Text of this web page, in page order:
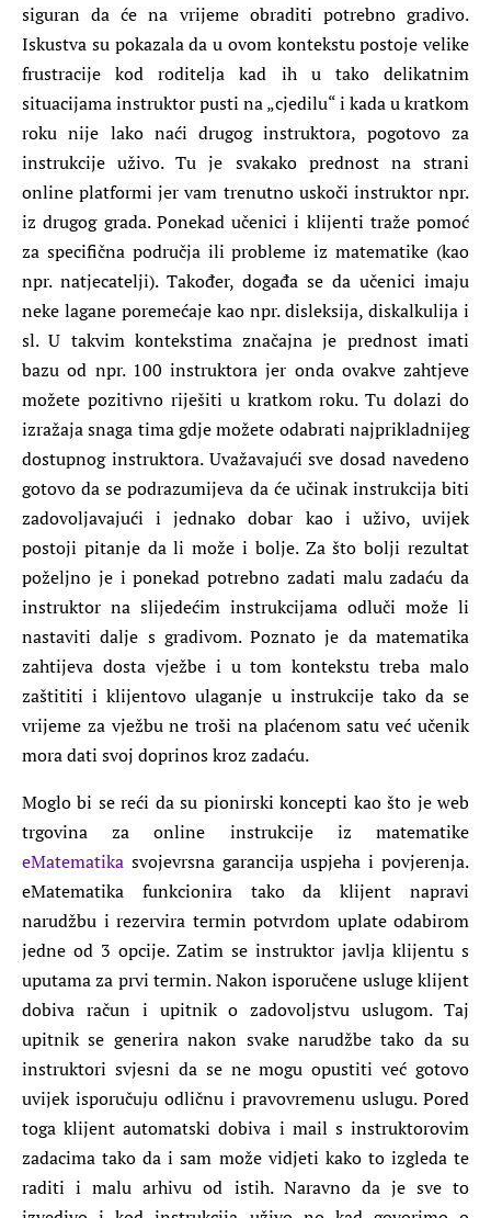
siguran da će na vrijeme obraditi potrebno gradivo.
Iskustva su pokazala da u ovom kontekstu postoje velike
frustracije kod roditelja kad ih u tako delikatnim
situacijama instruktor pusti na „cjedilu“ i kada u kratkom
roku nije lako naći drugog instruktora, pogotovo za
instrukcije uživo. Tu je svakako prednost na strani
online platformi jer vam trenutno uskoči instruktor npr.
iz drugog grada. Ponekad učenici i klijenti traže pomoć
za specifična područja ili probleme iz matematike (kao
npr. natjecatelji). Također, događa se da učenici imaju
neke lagane poremećaje kao npr. disleksija, diskalkulija i
sl. U takvim kontekstima značajna je prednost imati
bazu od npr. 100 instruktora jer onda ovakve zahtjeve
možete pozitivno riješiti u kratkom roku. Tu dolazi do
izražaja snaga tima gdje možete odabrati najprikladnijeg
dostupnog instruktora. Uvažavajući sve dosad navedeno
gotovo da se podrazumijeva da će učinak instrukcija biti
zadovoljavajući i jednako dobar kao i uživo, uvijek
postoji pitanje da li može i bolje. Za što bolji rezultat
poželjno je i ponekad potrebno zadati malu zadaću da
instruktor na slijedećim instrukcijama odluči može li
nastaviti dalje s gradivom. Poznato je da matematika
zahtijeva dosta vježbe i u tom kontekstu treba malo
zaštititi i klijentovo ulaganje u instrukcije tako da se
vrijeme za vježbu ne troši na plaćenom satu već učenik
mora dati svoj doprinos kroz zadaću.
Moglo bi se reći da su pionirski koncepti kao što je web
trgovina za online instrukcije iz matematike
eMatematika svojevrsna garancija uspjeha i povjerenja.
eMatematika funkcionira tako da klijent napravi
narudžbu i rezervira termin potvrdom uplate odabirom
jedne od 3 opcije. Zatim se instruktor javlja klijentu s
uputama za prvi termin. Nakon isporučene usluge klijent
dobiva račun i upitnik o zadovoljstvu uslugom. Taj
upitnik se generira nakon svake narudžbe tako da su
instruktori svjesni da se ne mogu opustiti već gotovo
uvijek isporučuju odličnu i pravovremenu uslugu. Pored
toga klijent automatski dobiva i mail s instruktorovim
zadacima tako da i sam može vidjeti kako to izgleda te
raditi i malu arhivu od istih. Naravno da je sve to